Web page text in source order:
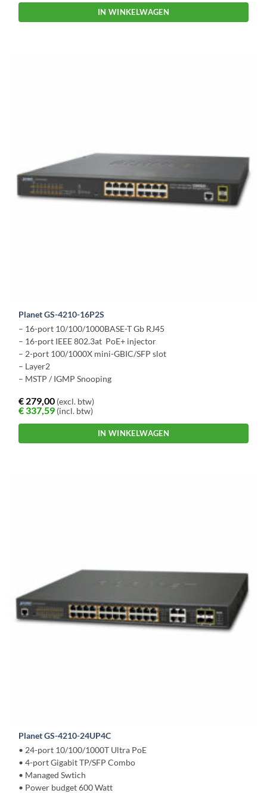
IN WINKELWAGEN
Planet GS-4210-16P2S
– 16-port 10/100/1000BASE-T Gb RJ45
– 16-port IEEE 802.3at PoE+ injector
– 2-port 100/1000X mini-GBIC/SFP slot
– Layer2
– MSTP / IGMP Snooping
€ 279,00 (excl. btw)
€337,59 (incl. btw)
IN WINKELWAGEN
Planet GS-4210-24UP4C
• 24-port 10/100/1000T Ultra PoE
• 4-port Gigabit TP/SFP Combo
• Managed Swtich
• Power budget 600 Watt